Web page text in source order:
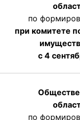
по
при комитете
с 4
по